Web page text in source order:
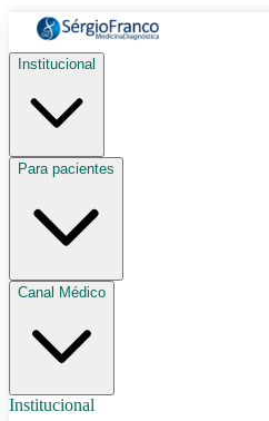
Institucional
Para pacientes
Canal Médico
Institucional